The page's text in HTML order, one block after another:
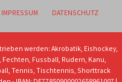
IMPRESSUM DATENSCHUTZ
werden: Akrobatik, Eishockey,
Fussball, Rudern, Kanu,
Tennis, Tischtennis, Shorttrack